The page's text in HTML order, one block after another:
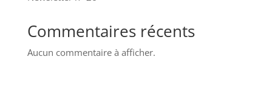
Commentaires récents
Aucun commentaire à afficher.